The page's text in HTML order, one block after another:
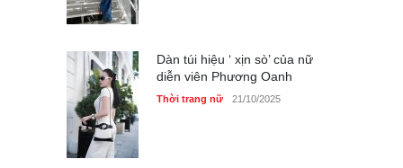
Dàn túi hiệu ‘ xịn sò’ của nữ
diễn viên Phương Oanh
Thời trang nữ 21/10/2025